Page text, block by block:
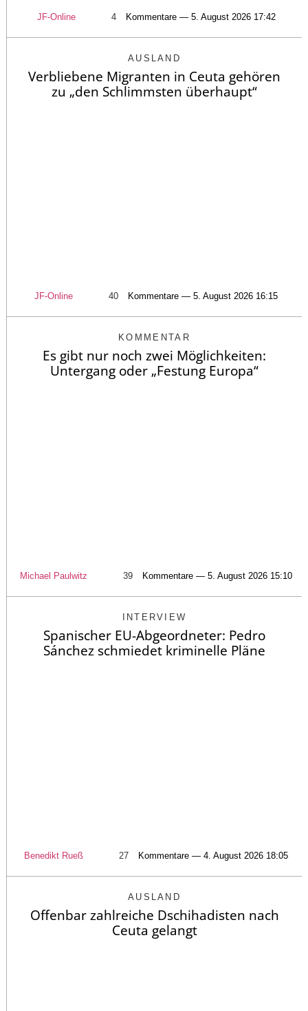
JF-Online 4 Kommentare — 5. August 2026 17:42
AUSLAND
Verbliebene Migranten in Ceuta gehören
zu „den Schlimmsten überhaupt“
JF-Online 40 Kommentare — 5. August 2026 16:15
KOMMENTAR
Es gibt nur noch zwei Möglichkeiten:
Untergang oder „Festung Europa“
Michael Paulwitz 39 Kommentare — 5. August 2026 15:10
INTERVIEW
Spanischer EU-Abgeordneter: Pedro
Sánchez schmiedet kriminelle Pläne
Benedikt Rueß 27 Kommentare — 4. August 2026 18:05
AUSLAND
Offenbar zahlreiche Dschihadisten nach
Ceuta gelangt